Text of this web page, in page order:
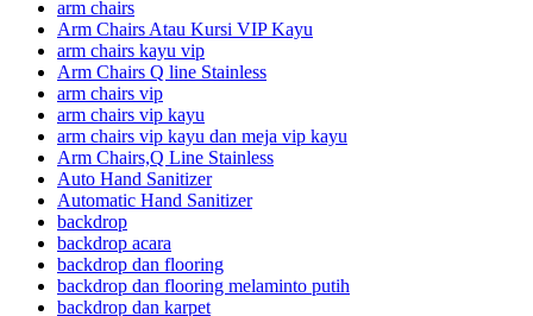
arm chairs
Arm Chairs Atau Kursi VIP Kayu
arm chairs kayu vip
Arm Chairs Q line Stainless
arm chairs vip
arm chairs vip kayu
arm chairs vip kayu dan meja vip kayu
Arm Chairs,Q Line Stainless
Auto Hand Sanitizer
Automatic Hand Sanitizer
backdrop
backdrop acara
backdrop dan flooring
backdrop dan flooring melaminto putih
backdrop dan karpet